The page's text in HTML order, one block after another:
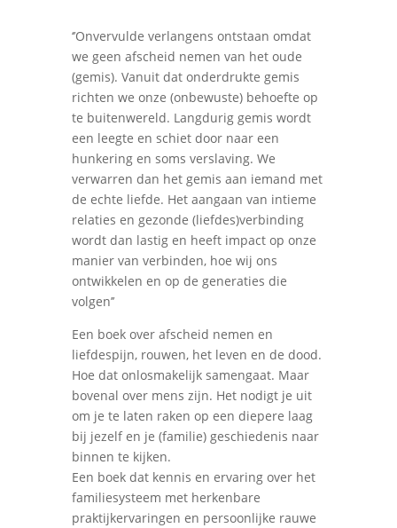
‘’Onvervulde verlangens ontstaan omdat
we geen afscheid nemen van het oude
(gemis). Vanuit dat onderdrukte gemis
richten we onze (onbewuste) behoefte op
te buitenwereld. Langdurig gemis wordt
een leegte en schiet door naar een
hunkering en soms verslaving. We
verwarren dan het gemis aan iemand met
de echte liefde. Het aangaan van intieme
relaties en gezonde (liefdes)verbinding
wordt dan lastig en heeft impact op onze
manier van verbinden, hoe wij ons
ontwikkelen en op de generaties die
volgen’’
Een boek over afscheid nemen en
liefdespijn, rouwen, het leven en de dood.
Hoe dat onlosmakelijk samengaat. Maar
bovenal over mens zijn. Het nodigt je uit
om je te laten raken op een diepere laag
bij jezelf en je (familie) geschiedenis naar
binnen te kijken.
Een boek dat kennis en ervaring over het
familiesysteem met herkenbare
praktijkervaringen en persoonlijke rauwe